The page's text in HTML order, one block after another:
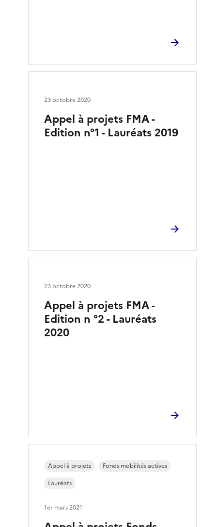
Appel à projets FMA -
Edition n°1 - Lauréats 2019
23 octobre 2020
Appel à projets FMA -
Edition n °2 - Lauréats
2020
23 octobre 2020
Appel à projets
Fonds mobilités actives
Lauréats
1er mars 2021